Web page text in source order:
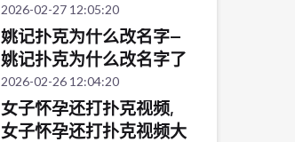
2026-02-27 12:05:20
姚记扑克为什么改名字—
姚记扑克为什么改名字了
2026-02-26 12:04:20
女子怀孕还打扑克视频,
女子怀孕还打扑克视频大